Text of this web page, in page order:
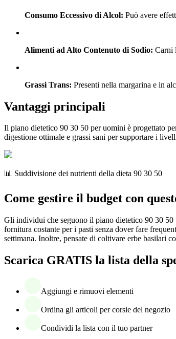
Consumo Eccessivo di Alcol: Può avere
Alimenti ad Alto Contenuto di Sodio: Carni
Grassi Trans: Presenti nella margarina e in
Vantaggi principali
Il piano dietetico 90 30 50 per uomini è progettato
digestione ottimale e grassi sani per supportare i
📊 Suddivisione dei nutrienti della dieta 90 30 50
Come gestire il budget con
Gli individui che seguono il piano dietetico 90 30 50
fornitura costante per i pasti senza dover fare
settimana. Inoltre, pensate di coltivare erbe basilari
Scarica GRATIS la lista della
Aggiungi e rimuovi elementi
Ordina gli articoli per corsie del negozio
Condividi la lista con il tuo partner